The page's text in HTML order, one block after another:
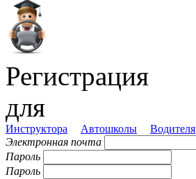
Регистрация
для
Инструктора Автошколы
Водителя
Электронная почта
Пароль
Пароль